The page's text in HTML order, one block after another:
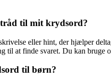
til mit krydsord?
eller hint, der hjælper
til at finde svaret. Du kan bruge
til børn?